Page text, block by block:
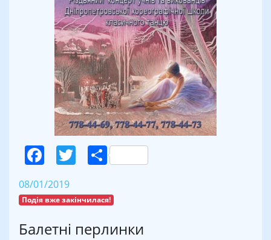
Facebook
Twitter
Поділитися
08/01/2019
Подія вже закінчилася!
Балетні перлинки